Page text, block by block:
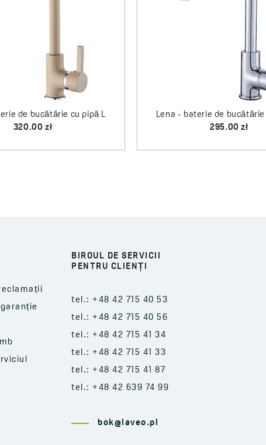
de bucătărie cu pipă L
320.00 zł
Lena - baterie de bucătărie
295.00 zł
BIROUL DE SERVICII
PENTRU CLIENȚI
tel.: +48 42 715 40 53
tel.: +48 42 715 40 56
tel.: +48 42 715 41 34
tel.: +48 42 715 41 33
tel.: +48 42 715 41 87
tel.: +48 42 639 74 99
bok@laveo.pl